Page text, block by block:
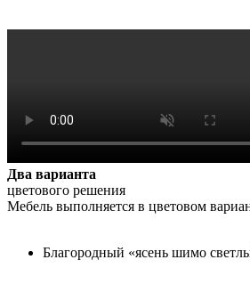
Два варианта
цветового решения
Мебель выполняется в цветовом
Благородный «ясень шимо